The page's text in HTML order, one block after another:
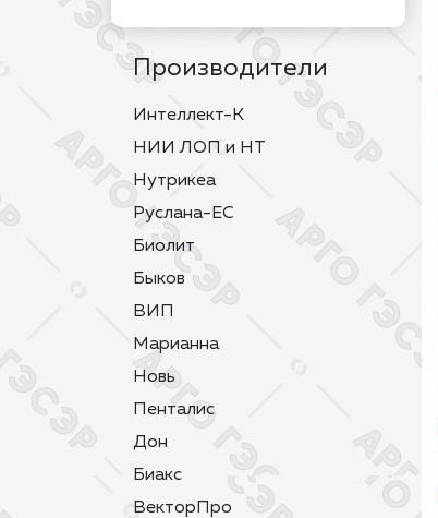
Производители
Интеллект-К
НИИ ЛОП и НТ
Нутрикеа
Руслана-ЕС
Биолит
Быков
ВИП
Марианна
Новь
Пенталис
Дон
Биакс
ВекторПро